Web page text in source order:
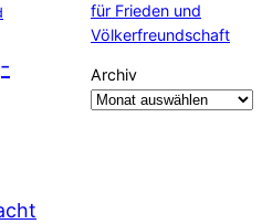
für Frieden und
Völkerfreundschaft
Archiv